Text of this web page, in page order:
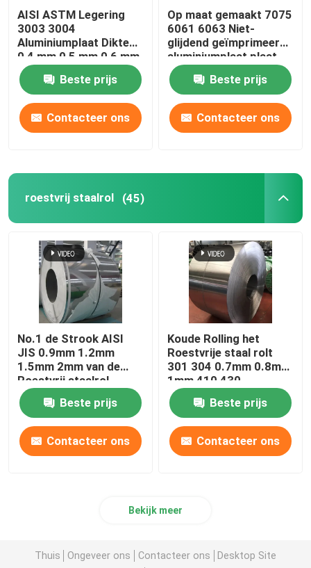
AISI ASTM Legering
3003 3004
Aluminiumplaat Dikte
0,4 mm 0,5 mm 0,6 mm
Beste prijs
Contacteer ons
Op maat gemaakt 7075
6061 6063 Niet-
glijdend geïmprimeerd
aluminiumplaat plaat
legeringsmetaal
Beste prijs
Contacteer ons
roestvrij staalrol (45)
No.1 de Strook AISI
JIS 0.9mm 1.2mm
1.5mm 2mm van de
Roestvrij staalrol
Beste prijs
Contacteer ons
Koude Rolling het
Roestvrije staal rolt
301 304 0.7mm 0.8mm
1mm 410 430
Molenrand
Beste prijs
Contacteer ons
Bekijk meer
Thuis Ongeveer ons Contacteer ons
Desktop Site